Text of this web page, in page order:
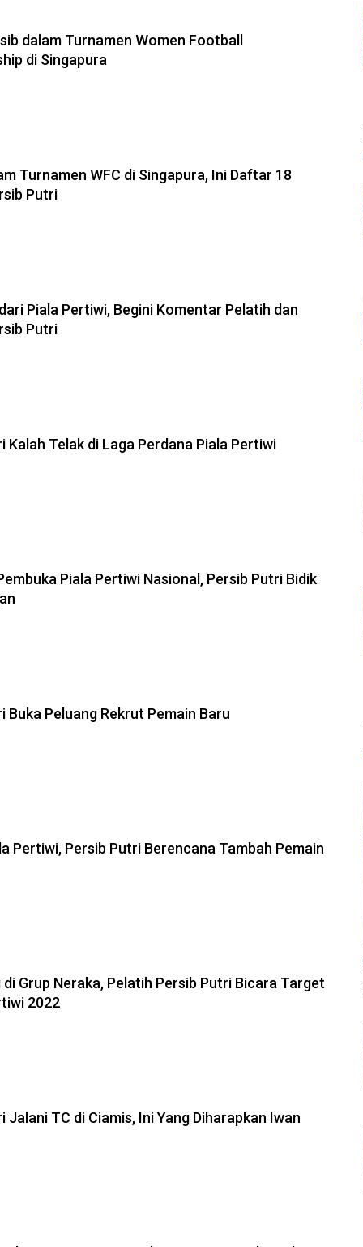
dalam Turnamen Women Football
di Singapura
Turnamen WFC di Singapura, Ini Daftar 18
Putri
Piala Pertiwi, Begini Komentar Pelatih dan
Putri
Kalah Telak di Laga Perdana Piala Pertiwi
Piala Pertiwi Nasional, Persib Putri Bidik
Buka Peluang Rekrut Pemain Baru
Pertiwi, Persib Putri Berencana Tambah Pemain
Grup Neraka, Pelatih Persib Putri Bicara Target
2022
Jalani TC di Ciamis, Ini Yang Diharapkan Iwan